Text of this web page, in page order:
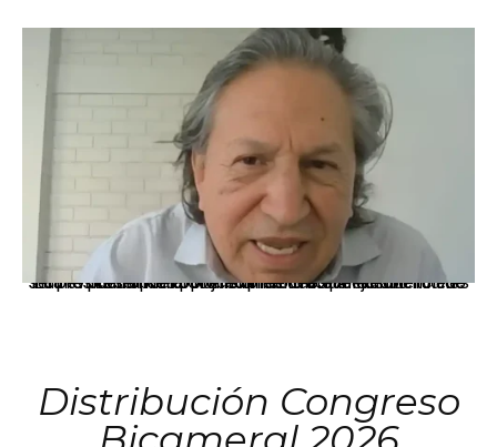
La presidenta Keiko Fujimori informó que la solicitud de indulto presentada por el expresidente Alejandro Toledo será evaluada por la Comisión de Gracias Presidenciales conforme al procedimiento establecido.
Distribución Congreso